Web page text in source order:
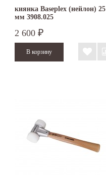
киянка Baseplex (нейлон) 25
мм 3908.025
2 600 ₽